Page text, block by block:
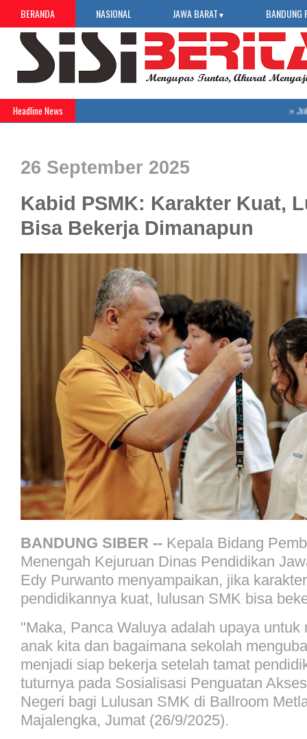
BERANDA NASIONAL JAWA BARAT ▼ BANDUNG
Headline News Job
26 September 2025
Kabid PSMK: Karakter Kuat,
Bisa Bekerja Dimanapun
BANDUNG SIBER -- Kepala Bidang
Menengah Kejuruan Dinas Pendidikan
Edy Purwanto menyampaikan, jika
pendidikannya kuat, lulusan SMK bisa
"Maka, Panca Waluya adalah upaya untuk
anak kita dan bagaimana sekolah
menjadi siap bekerja setelah tamat
tuturnya pada Sosialisasi Penguatan
Negeri bagi Lulusan SMK di Ballroom
Majalengka, Jumat (26/9/2025).